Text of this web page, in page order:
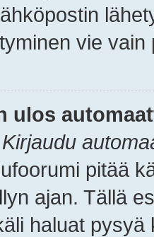
vie
ulos
Kirjaudu
pitää
ajan. Tällä
haluat